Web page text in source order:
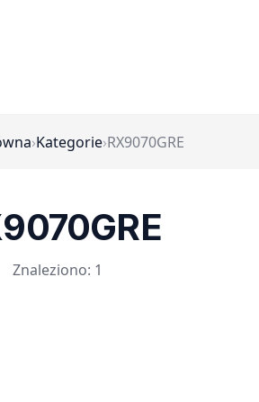
›Kategorie›RX9070GRE
Znaleziono: 1